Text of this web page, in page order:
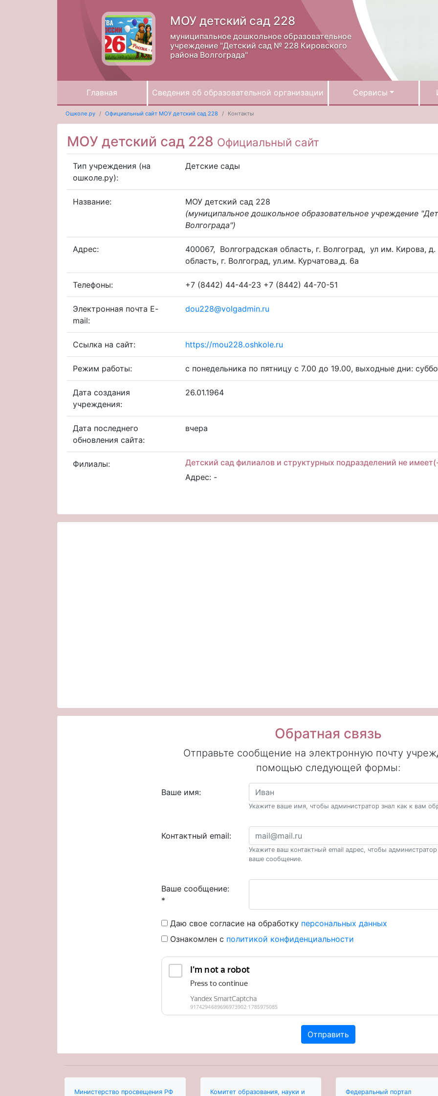
МОУ детский сад 228
муниципальное дошкольное образовательное
учреждение "Детский сад № 228 Кировского
района Волгограда"
Главная Сведения об образовательной организации Сервисы
Ошколе.ру Официальный сайт МОУ детский сад 228 Контакты
МОУ детский сад 228 Официальный сайт
Тип учреждения (на
ошколе.ру):
Детские сады
Название:
МОУ детский сад 228
(муниципальное дошкольное образовательное учреждение
Волгограда")
Адрес: 400067, Волгоградская область, г. Волгоград, ул им. Кирова, д.
область, г. Волгоград, ул.им. Курчатова,д. 6а
Телефоны: +7 (8442) 44-44-23 +7 (8442) 44-70-51
Электронная почта E-
mail:
dou228@volgadmin.ru
Ссылка на сайт: https://mou228.oshkole.ru
Режим работы: с понедельника по пятницу с 7.00 до 19.00, выходные дни:
Дата создания
учреждения:
26.01.1964
Дата последнего
обновления сайта:
вчера
Филиалы:
Детский сад филиалов и структурных подразделений не
Адрес: -
Обратная связь
Отправьте сообщение на электронную почту
помощью следующей формы:
Ваше имя:
Укажите ваше имя, чтобы администратор знал как к вам
Контактный email:
Укажите ваш контактный email адрес, чтобы администратор
ваше сообщение.
Ваше сообщение:
*
Даю свое согласие на обработку персональных данных
Ознакомлен с политикой конфиденциальности
Министерство просвещения РФ Комитет образования, науки и Федеральный портал